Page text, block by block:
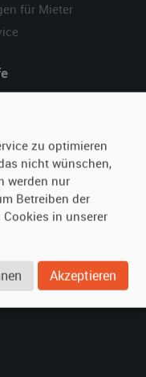
für Mieter
zu optimieren
nicht wünschen,
werden nur
Betreiben der
in unserer
Akzeptieren